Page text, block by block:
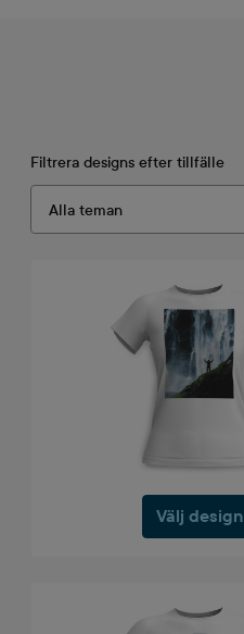
Filtrera designs efter tillfälle
Välj design